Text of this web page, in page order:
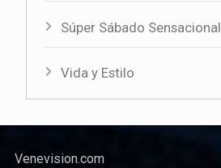
Súper Sábado Sensacional
Vida y Estilo
Venevision.com